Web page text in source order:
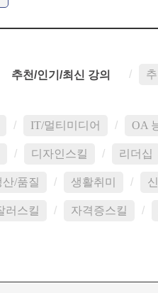
추천/인기/최신 강의 /
/ IT/멀티미디어 / OA
/ 디자인스킬 / 리더십
산/품질 / 생활취미 /
러스킬 / 자격증스킬 /